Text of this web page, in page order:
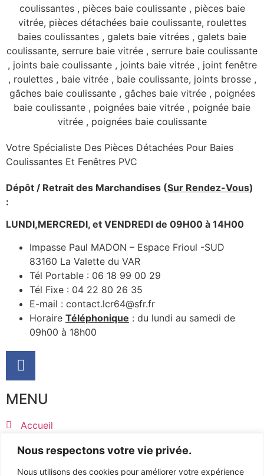
Nous respectons votre vie privée.
Nous utilisons des cookies pour améliorer votre expérience
Votre Spécialiste Des Pièces Détachées Pour Baies
Coulissantes Et Fenêtres PVC
Dépôt / Retrait des Marchandises (Sur Rendez-Vous)
:
LUNDI,MERCREDI, et VENDREDI de 09H00 à 14H00
Impasse Paul MADON – Espace Frioul -SUD
83160 La Valette du VAR
Tél Portable : 06 18 99 00 29
Tél Fixe : 04 22 80 26 35
E-mail : contact.lcr64@sfr.fr
Horaire Téléphonique : du lundi au samedi de
09h00 à 18h00
MENU
Accueil
Pièces détachées
Devis